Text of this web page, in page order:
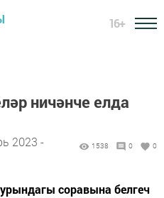
16+
ничәнче елда
2023 -
1538 0 0
соравына белгеч